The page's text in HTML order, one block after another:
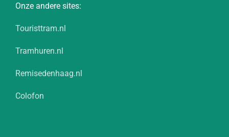
Onze andere sites:
Touristtram.nl
Tramhuren.nl
Remisedenhaag.nl
Colofon